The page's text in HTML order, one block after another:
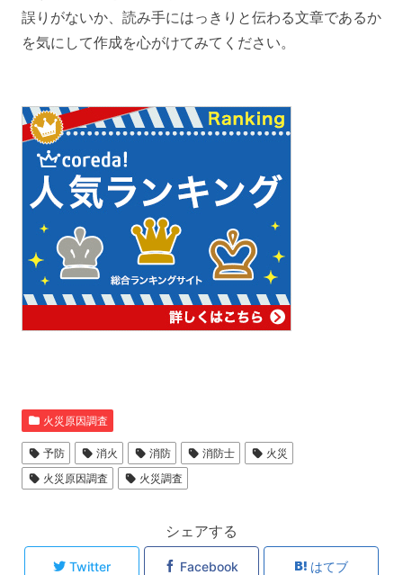
誤りがないか、読み手にはっきりと伝わる文章であるか
を気にして作成を心がけてみてください。
火災原因調査
予防 消火 消防 消防士
火災
火災原因調査
火災調査
シェアする
Twitter Facebook はてブ